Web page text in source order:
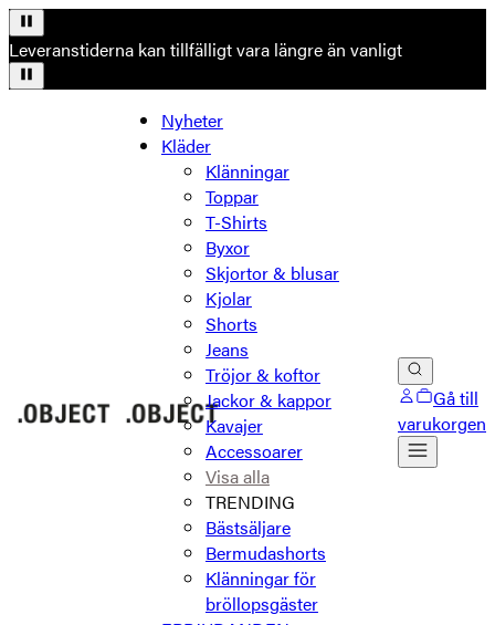
Leveranstiderna kan tillfälligt vara längre än vanligt
Nyheter
Kläder
Klänningar
Toppar
T-Shirts
Byxor
Skjortor & blusar
Kjolar
Shorts
Jeans
Tröjor & koftor
Jackor & kappor
Kavajer
Accessoarer
Visa alla
TRENDING
Bästsäljare
Bermudashorts
Klänningar för
bröllopsgäster
Gå till
varukorgen